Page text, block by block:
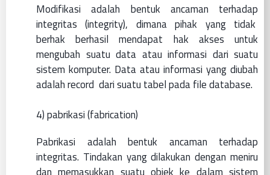
Modifikasi adalah bentuk ancaman terhadap
integritas (integrity), dimana pihak yang tidak
berhak berhasil mendapat hak akses untuk
mengubah suatu data atau informasi dari suatu
sistem komputer. Data atau informasi yang diubah
adalah record dari suatu tabel pada file database.
4) pabrikasi (fabrication)
Pabrikasi adalah bentuk ancaman terhadap
integritas. Tindakan yang dilakukan dengan meniru